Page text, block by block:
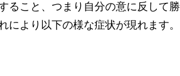
ること、つまり自分の意に反して勝
より以下の様な症状が現れます。